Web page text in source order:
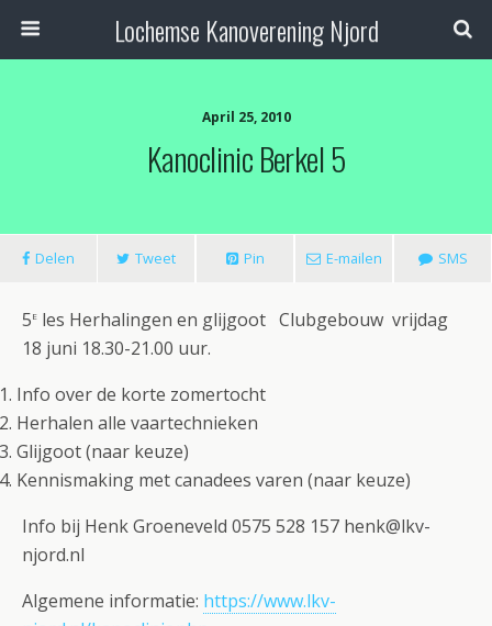
Lochemse Kanoverening Njord
April 25, 2010
Kanoclinic Berkel 5
Delen Tweet Pin E-mailen SMS
5e les Herhalingen en glijgoot Clubgebouw vrijdag
18 juni 18.30-21.00 uur.
Info over de korte zomertocht
Herhalen alle vaartechnieken
Glijgoot (naar keuze)
Kennismaking met canadees varen (naar keuze)
Info bij Henk Groeneveld 0575 528 157 henk@lkv-
njord.nl
Algemene informatie: https://www.lkv-